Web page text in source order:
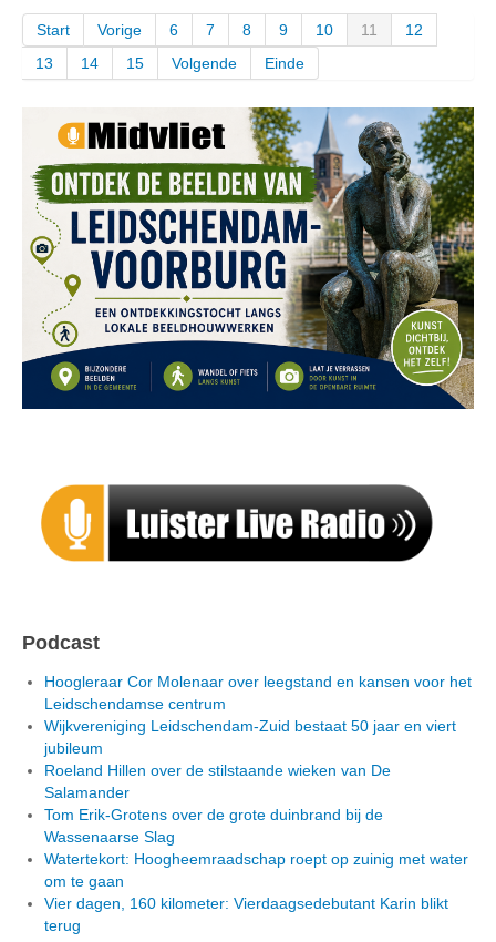
Start Vorige 6 7 8 9 10 11
12
13
14 15 Volgende Einde
Podcast
Hoogleraar Cor Molenaar over leegstand en kansen voor het
Leidschendamse centrum
Wijkvereniging Leidschendam-Zuid bestaat 50 jaar en viert
jubileum
Roeland Hillen over de stilstaande wieken van De
Salamander
Tom Erik-Grotens over de grote duinbrand bij de
Wassenaarse Slag
Watertekort: Hoogheemraadschap roept op zuinig met water
om te gaan
Vier dagen, 160 kilometer: Vierdaagsedebutant Karin blikt
terug